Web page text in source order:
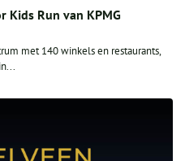
Kids Run van KPMG
met 140 winkels en restaurants,